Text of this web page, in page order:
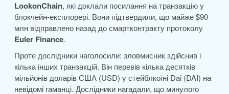
LookonChain, які доклали посилання на транзакцію у
блокчейн-експлорері. Вони підтвердили, що майже $90
млн відправлено назад до смартконтракту протоколу
Euler Finance.
Проте дослідники наголосили: зловмисник здійснив і
кілька інших транзакцій. Він перевів кілька десятків
мільйонів доларів США (USD) у стейблкоїні Dai (DAI) на
невідомі гаманці. Дослідники нагадали, що минулого